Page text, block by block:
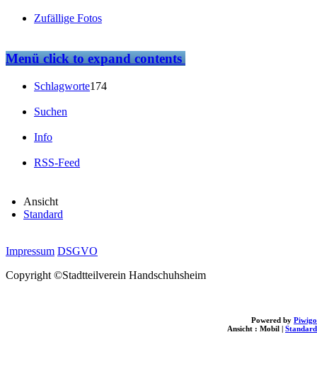
Powered by Piwigo
Ansicht : Mobil | Standard
Zufällige Fotos
Menüclick to expand contents
Schlagworte174
Suchen
Info
RSS-Feed
Ansicht
Standard
Impressum DSGVO
Copyright ©Stadtteilverein Handschuhsheim